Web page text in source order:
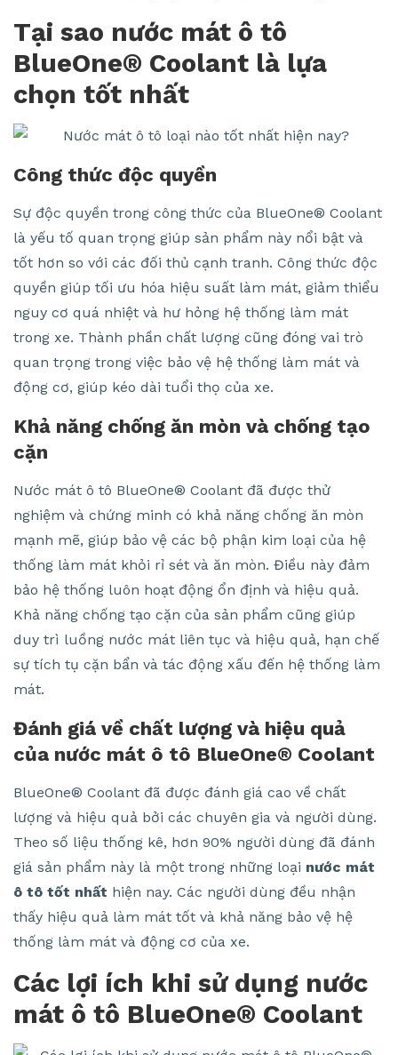
Tại sao nước mát ô tô
BlueOne® Coolant là lựa
chọn tốt nhất
Công thức độc quyền
Sự độc quyền trong công thức của BlueOne® Coolant
là yếu tố quan trọng giúp sản phẩm này nổi bật và
tốt hơn so với các đối thủ cạnh tranh. Công thức độc
quyền giúp tối ưu hóa hiệu suất làm mát, giảm thiểu
nguy cơ quá nhiệt và hư hỏng hệ thống làm mát
trong xe. Thành phần chất lượng cũng đóng vai trò
quan trọng trong việc bảo vệ hệ thống làm mát và
động cơ, giúp kéo dài tuổi thọ của xe.
Khả năng chống ăn mòn và chống tạo
cặn
Nước mát ô tô BlueOne® Coolant đã được thử
nghiệm và chứng minh có khả năng chống ăn mòn
mạnh mẽ, giúp bảo vệ các bộ phận kim loại của hệ
thống làm mát khỏi rỉ sét và ăn mòn. Điều này đảm
bảo hệ thống luôn hoạt động ổn định và hiệu quả.
Khả năng chống tạo cặn của sản phẩm cũng giúp
duy trì luồng nước mát liên tục và hiệu quả, hạn chế
sự tích tụ cặn bẩn và tác động xấu đến hệ thống làm
mát.
Đánh giá về chất lượng và hiệu quả
của nước mát ô tô BlueOne® Coolant
BlueOne® Coolant đã được đánh giá cao về chất
lượng và hiệu quả bởi các chuyên gia và người dùng.
Theo số liệu thống kê, hơn 90% người dùng đã đánh
giá sản phẩm này là một trong những loại nước mát
ô tô tốt nhất hiện nay. Các người dùng đều nhận
thấy hiệu quả làm mát tốt và khả năng bảo vệ hệ
thống làm mát và động cơ của xe.
Các lợi ích khi sử dụng nước
mát ô tô BlueOne® Coolant